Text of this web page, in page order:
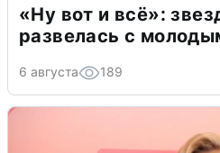
«Ну вот и всё»:
развелась с
6 августа 189